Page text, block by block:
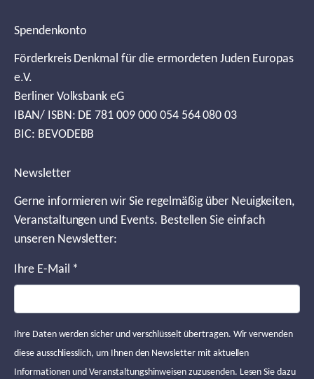
Spendenkonto
Förderkreis Denkmal für die ermordeten Juden Europas
e.V.
Berliner Volksbank eG
IBAN/ ISBN: DE 781 009 000 054 564 080 03
BIC: BEVODEBB
Newsletter
Gerne informieren wir Sie regelmäßig über Neuigkeiten,
Veranstaltungen und Events. Bestellen Sie einfach
unseren Newsletter:
Ihre E-Mail *
Ihre Daten werden sicher und verschlüsselt übertragen. Wir verwenden
diese ausschliesslich, um Ihnen den Newsletter mit aktuellen
Informationen und Veranstaltungshinweisen zuzusenden. Lesen Sie dazu